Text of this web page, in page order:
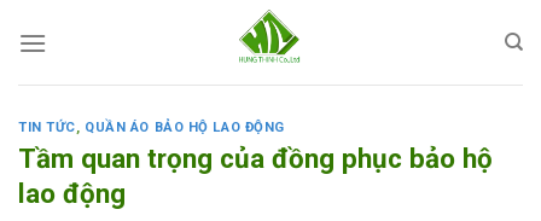
TIN TỨC, QUẦN ÁO BẢO HỘ LAO ĐỘNG
Tầm quan trọng của đồng phục bảo hộ
lao động